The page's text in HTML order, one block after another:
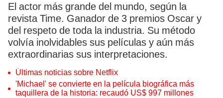
El actor más grande del mundo, según la
revista Time. Ganador de 3 premios Oscar y
del respeto de toda la industria. Su método
volvía inolvidables sus películas y aún más
extraordinarias sus interpretaciones.
Últimas noticias sobre Netflix
'Michael' se convierte en la película biográfica más
taquillera de la historia: recaudó US$ 997 millones